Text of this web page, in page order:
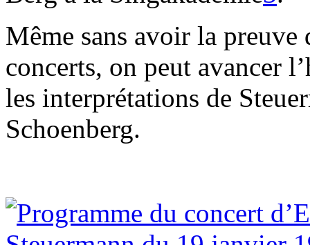
Même sans avoir la preuve
concerts, on peut avancer
les interprétations de
Schoenberg.